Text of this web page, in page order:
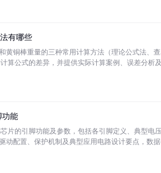
有哪些
黄铜棒重量的三种常用计算方法（理论公式法、
计算公式的差异，并提供实际计算案例、误差分析
功能
片的引脚功能及参数，包括各引脚定义、典型电
动配置、保护机制及典型应用电路设计要点，数